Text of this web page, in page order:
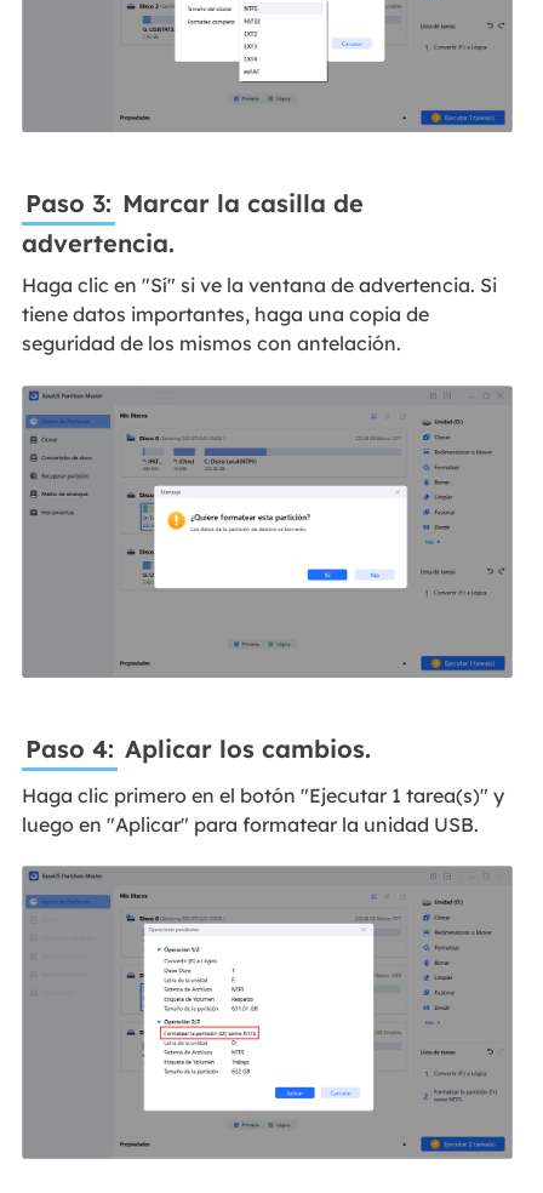
Paso 3: Marcar la casilla de
advertencia.
Haga clic en "Sí" si ve la ventana de advertencia. Si
tiene datos importantes, haga una copia de
seguridad de los mismos con antelación.
Paso 4: Aplicar los cambios.
Haga clic primero en el botón "Ejecutar 1 tarea(s)" y
luego en "Aplicar" para formatear la unidad USB.